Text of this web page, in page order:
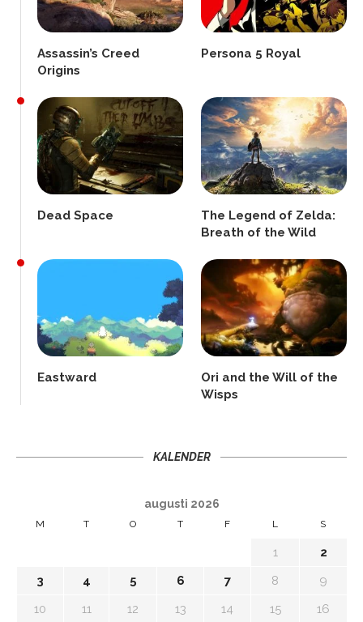
Assassin’s Creed
Origins
Persona 5 Royal
Dead Space
The Legend of Zelda:
Breath of the Wild
Eastward
Ori and the Will of the
Wisps
KALENDER
augusti 2026
M T O T F L S
1
2
3
4 5 6 7 8
9
10
11 12 13 14 15
16